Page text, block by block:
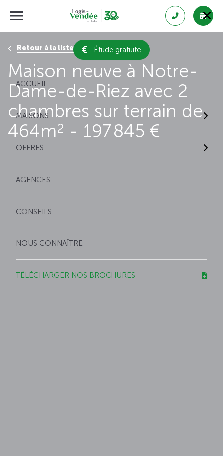
Étude gratuite
ACCUEIL
MAISONS
OFFRES
AGENCES
CONSEILS
NOUS CONNAÎTRE
TÉLÉCHARGER NOS BROCHURES
Retour à la liste des résultats
Maison neuve à Notre-
Dame-de-Riez avec 2
chambres sur terrain de
464m2- 197 845 €